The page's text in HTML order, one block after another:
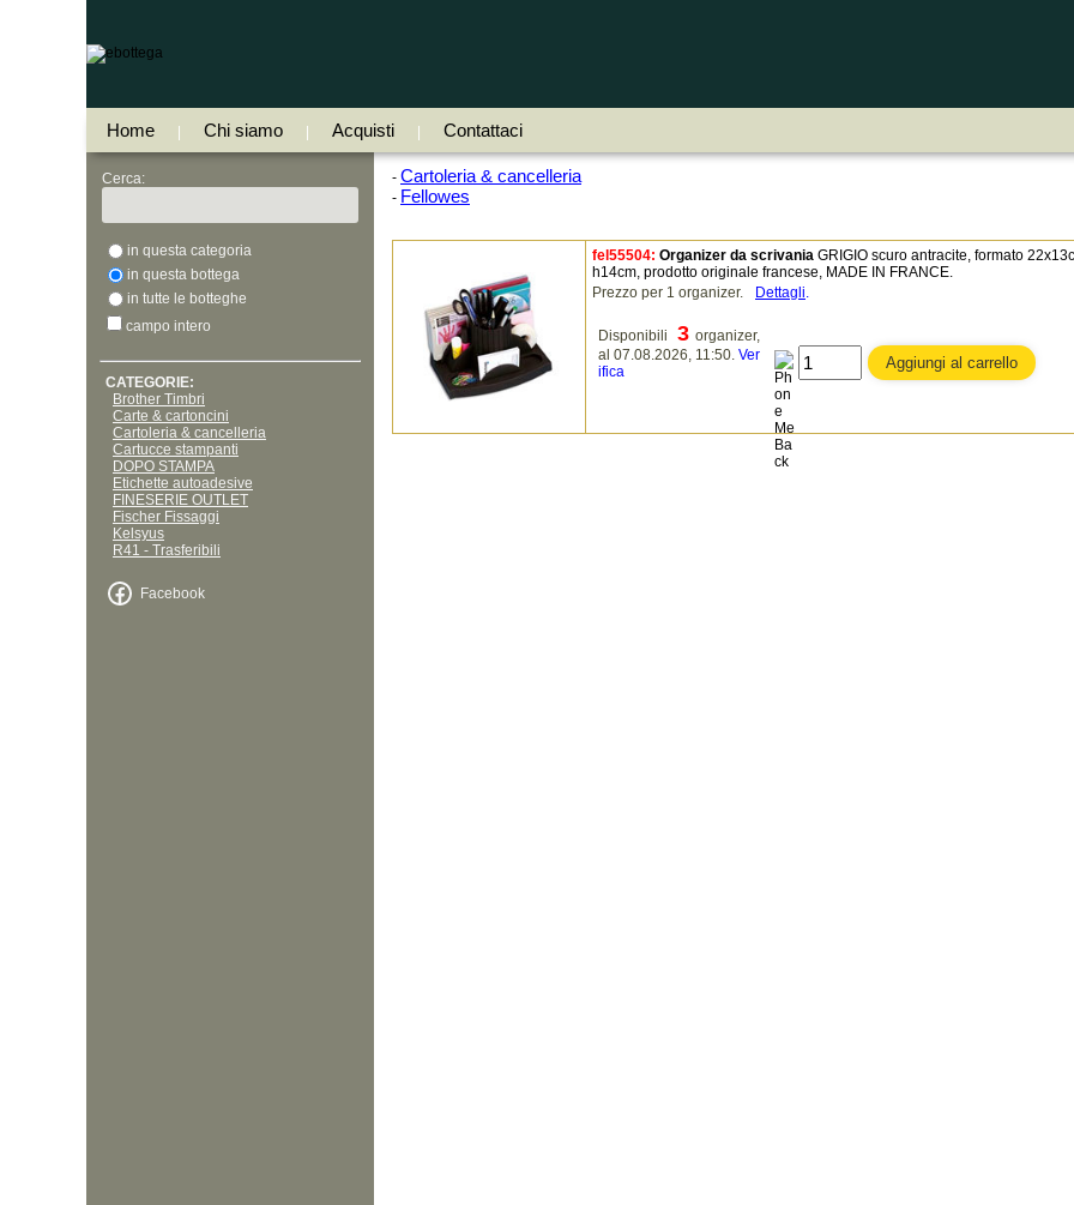
Home Chi siamo Acquisti Contattaci
Cerca:
in questa categoria
in questa bottega
in tutte le botteghe
campo intero
CATEGORIE:
Brother Timbri
Carte & cartoncini
Cartoleria & cancelleria
Cartucce stampanti
DOPO STAMPA
Etichette autoadesive
FINESERIE OUTLET
Fischer Fissaggi
Kelsyus
R41 - Trasferibili
Facebook
- Cartoleria & cancelleria
- Fellowes
fel55504: Organizer da scrivania GRIGIO scuro antracite, formato
h14cm, prodotto originale francese, MADE IN FRANCE.
Prezzo per 1 organizer.
Dettagli.
Disponibili 3 organizer,
al 07.08.2026, 11:50. Ver
ifica